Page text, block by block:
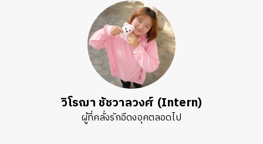
วิโรฌา ชัชวาลวงศ์ (Intern)
ผู้ที่คลั่งรักอีดงอุคตลอดไป